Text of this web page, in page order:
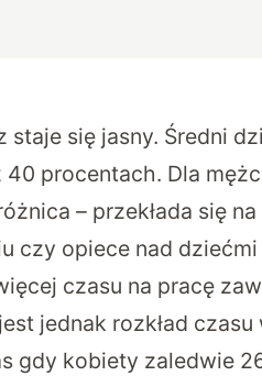
staje się jasny. Średni
procentach. Dla
– przekłada się
czy opiece nad
czasu na pracę
jednak rozkład
gdy kobiety zaledwie